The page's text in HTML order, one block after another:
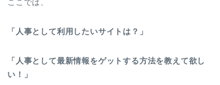
ここでは、
「人事として利用したいサイトは？」
「人事として最新情報をゲットする方法を教えて欲し
い！」